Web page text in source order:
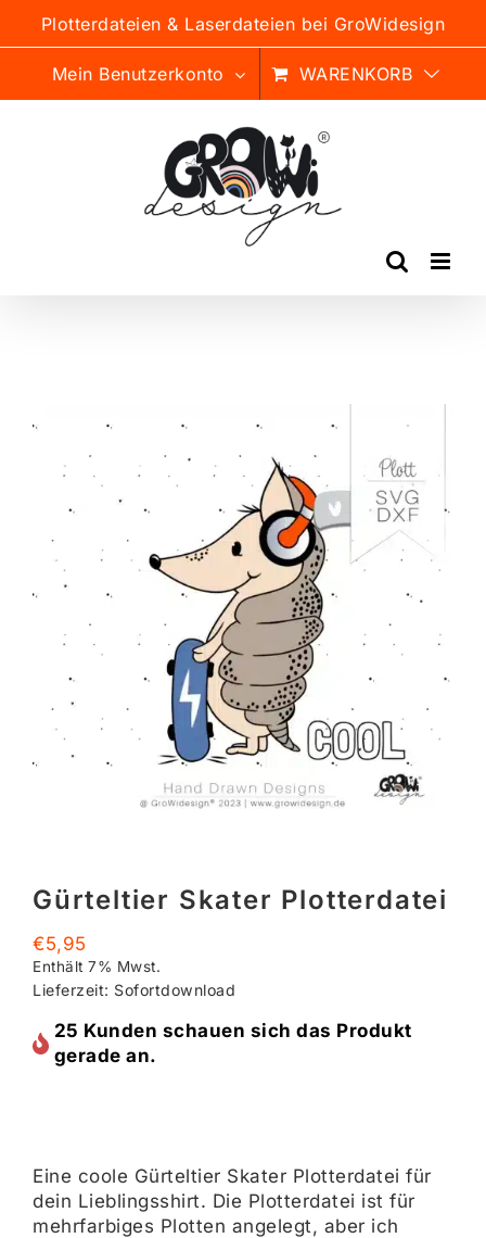
Inhalt
Plotterdateien & Laserdateien bei GroWidesign
Mein Benutzerkonto WARENKORB
Gürteltier Skater Plotterdatei
€5,95
Enthält 7% Mwst.
Lieferzeit: Sofortdownload
25 Kunden schauen sich das Produkt
gerade an.
Eine coole Gürteltier Skater Plotterdatei für
dein Lieblingsshirt. Die Plotterdatei ist für
mehrfarbiges Plotten angelegt, aber ich